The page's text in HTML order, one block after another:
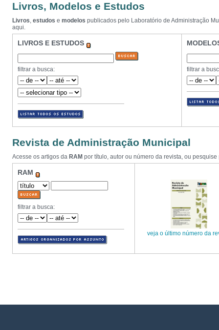
Livros, Modelos e Estudos
Livros, estudos e modelos publicados pelo Laboratório de Administração
aqui.
LIVROS E ESTUDOS
filtrar a busca: filtrar a
Revista de Administração Municipal
Acesse os artigos da RAM por título, autor ou número da revista, ou pesquise
RAM
filtrar a busca:
veja o último número da